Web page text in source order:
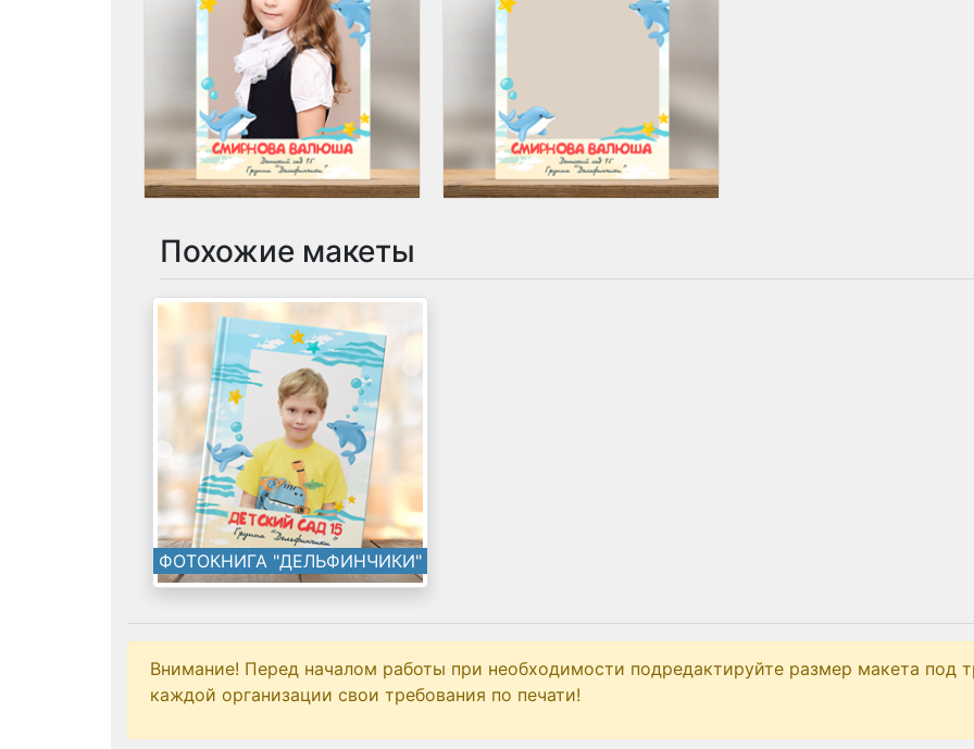
Похожие макеты
ФОТОКНИГА "ДЕЛЬФИНЧИКИ"
Внимание! Перед началом работы при необходимости подредактируйте размер макета под
каждой организации свои требования по печати!